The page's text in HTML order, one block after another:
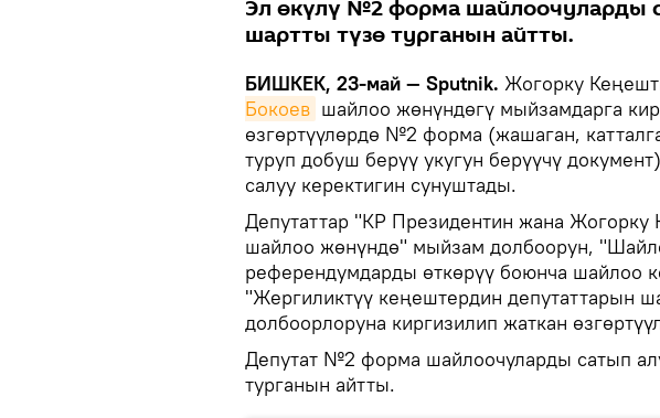
Эл өкүлү №2 форма шайлоочуларды
шартты түзө турганын айтты.
БИШКЕК, 23-май — Sputnik. Жогорку
Бокоев шайлоо жөнүндөгү мыйзамдарга
өзгөртүүлөрдө №2 форма (жашаган,
туруп добуш берүү укугун берүүчү
салуу керектигин сунуштады.
Депутаттар "КР Президентин жана Жогорку
шайлоо жөнүндө" мыйзам долбоорун,
референдумдарды өткөрүү боюнча шайлоо
"Жергиликтүү кеңештердин депутаттарын
долбоорлоруна киргизилип жаткан
Депутат №2 форма шайлоочуларды сатып
турганын айтты.